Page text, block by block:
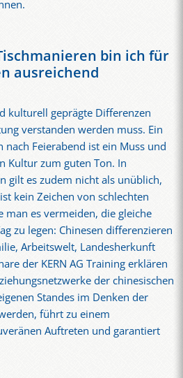
bin ich für
ausreichend
kulturell geprägte Differenzen
verstanden werden muss. Ein
nach Feierabend ist ein Muss und
Kultur zum guten Ton. In
gilt es zudem nicht als unüblich,
kein Zeichen von schlechten
man es vermeiden, die gleiche
zu legen: Chinesen differenzieren
Arbeitswelt, Landesherkunft
der KERN AG Training erklären
der chinesischen
Standes im Denken der
führt zu einem
Auftreten und garantiert